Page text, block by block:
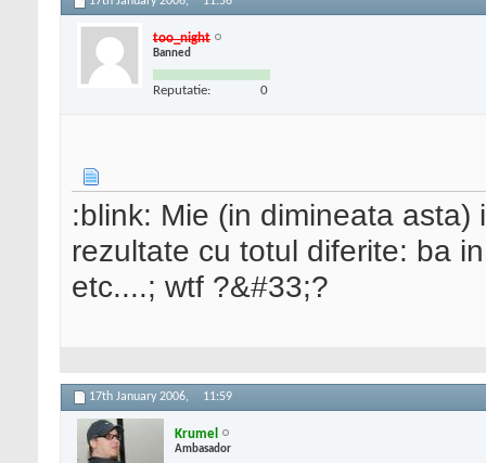
too_night
Banned
Reputatie: 0
:blink: Mie (in dimineata
rezultate cu totul diferite: ba
etc....; wtf ?&#33;?
17th January 2006, 11:59
Krumel
Ambasador